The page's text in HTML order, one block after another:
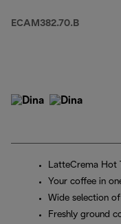
ECAM382.70.B
LatteCrema Hot
Your coffee in
Wide selection
Freshly ground